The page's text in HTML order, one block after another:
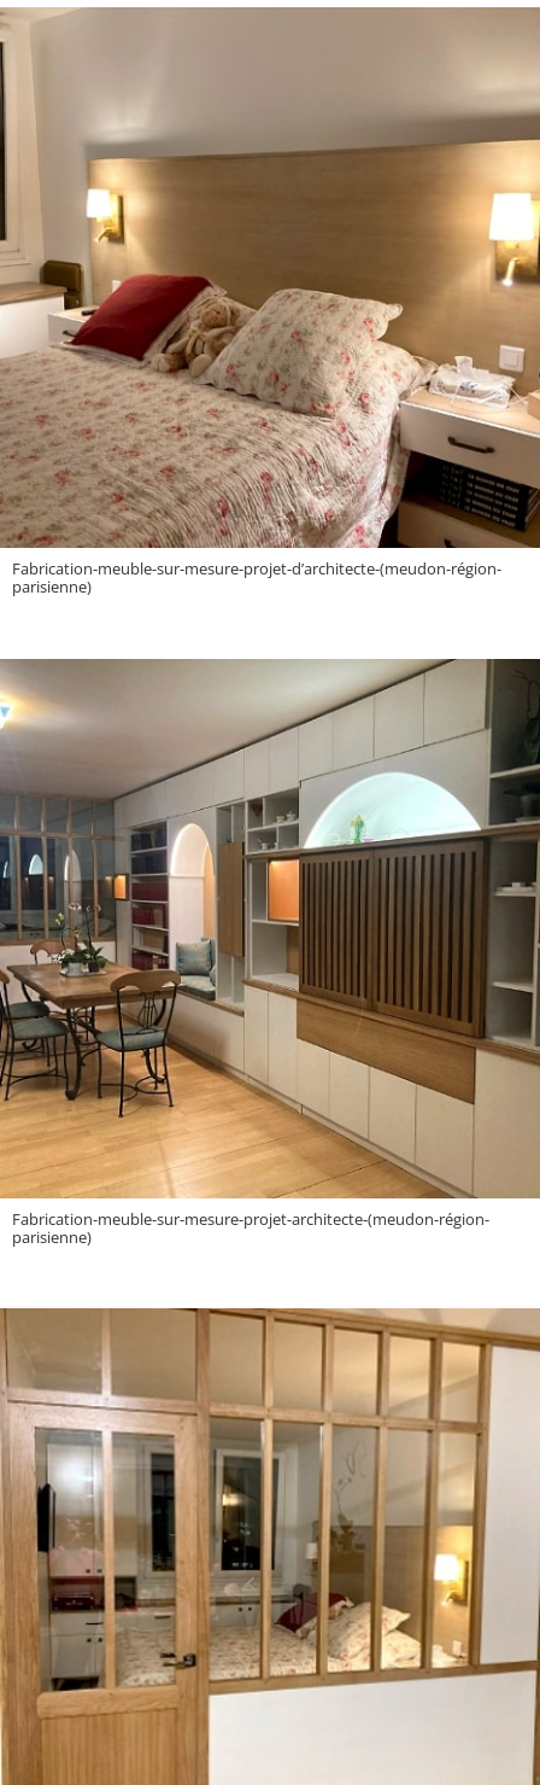
Fabrication-meuble-sur-mesure-projet-d’architecte-(meudon-région-
parisienne)
Fabrication-meuble-sur-mesure-projet-architecte-(meudon-région-
parisienne)